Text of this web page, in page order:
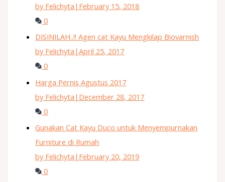
by Felichyta | February 15, 2018
0
DISINILAH..!! Agen cat Kayu Mengkilap Biovarnish
by Felichyta |April 25, 2017
0
Harga Pernis Agustus 2017
by Felichyta | December 28, 2017
0
Gunakan Cat Kayu Duco untuk Menyempurnakan
Furniture di Rumah
by Felichyta | February 20, 2019
0